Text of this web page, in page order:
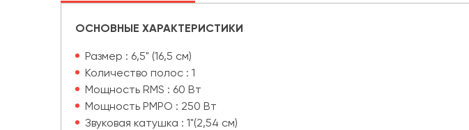
ОСНОВНЫЕ ХАРАКТЕРИСТИКИ
Размер : 6,5" (16,5 см)
Количество полос : 1
Мощность RMS : 60 Вт
Мощность PMPO : 250 Вт
Звуковая катушка : 1"(2,54 см)